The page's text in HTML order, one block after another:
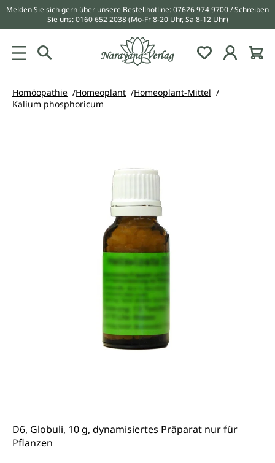
springen
Melden Sie sich gern über unsere Bestellhotline:07626 974 9700/ Schreiben
Sie uns:0160 652 2038 (Mo-Fr 8-20 Uhr, Sa 8-12 Uhr)
Du hast 0
Homöopathie Homeoplant
Homeoplant-Mittel
Kalium phosphoricum
D6, Globuli, 10 g, dynamisiertes Präparat nur für
Pflanzen